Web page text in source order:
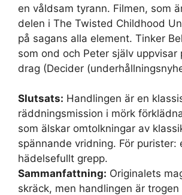
en våldsam tyrann. Filmen, som
delen i The Twisted Childhood
på sagans alla element. Tinker
som ond och Peter själv uppvisar
drag (Decider
Slutsats: Handlingen är en
räddningsmission i mörk
som älskar omtolkningar av
spännande vridning. För purister:
hädelsefullt grepp.
Sammanfattning: Originalets
skräck, men handlingen är trogen